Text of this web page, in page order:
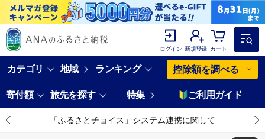
ログイン 新規登録 カート
カテゴリ 地域 ランキング 控除額を調べる
寄付額 旅先を探す 特集 ご利用ガイド
「ふるさとチョイス」システム連携に関して